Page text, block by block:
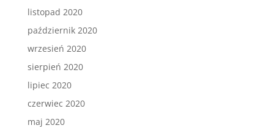
listopad 2020
październik 2020
wrzesień 2020
sierpień 2020
lipiec 2020
czerwiec 2020
maj 2020